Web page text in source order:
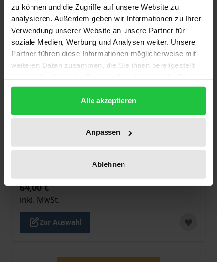
zu können und die Zugriffe auf unsere Website zu
analysieren. Außerdem geben wir Informationen zu Ihrer
Verwendung unserer Website an unsere Partner für
soziale Medien, Werbung und Analysen weiter. Unsere
Partner führen diese Informationen möglicherweise mit
weiteren Daten zusammen, die Sie ihnen bereitgestellt
gesammelt haben.
Alle akzeptieren
Anpassen
Ablehnen
Der Preis dieses Titels richtet sich nach der
64,00 €
inkl. MwSt.
Zur Auswahl